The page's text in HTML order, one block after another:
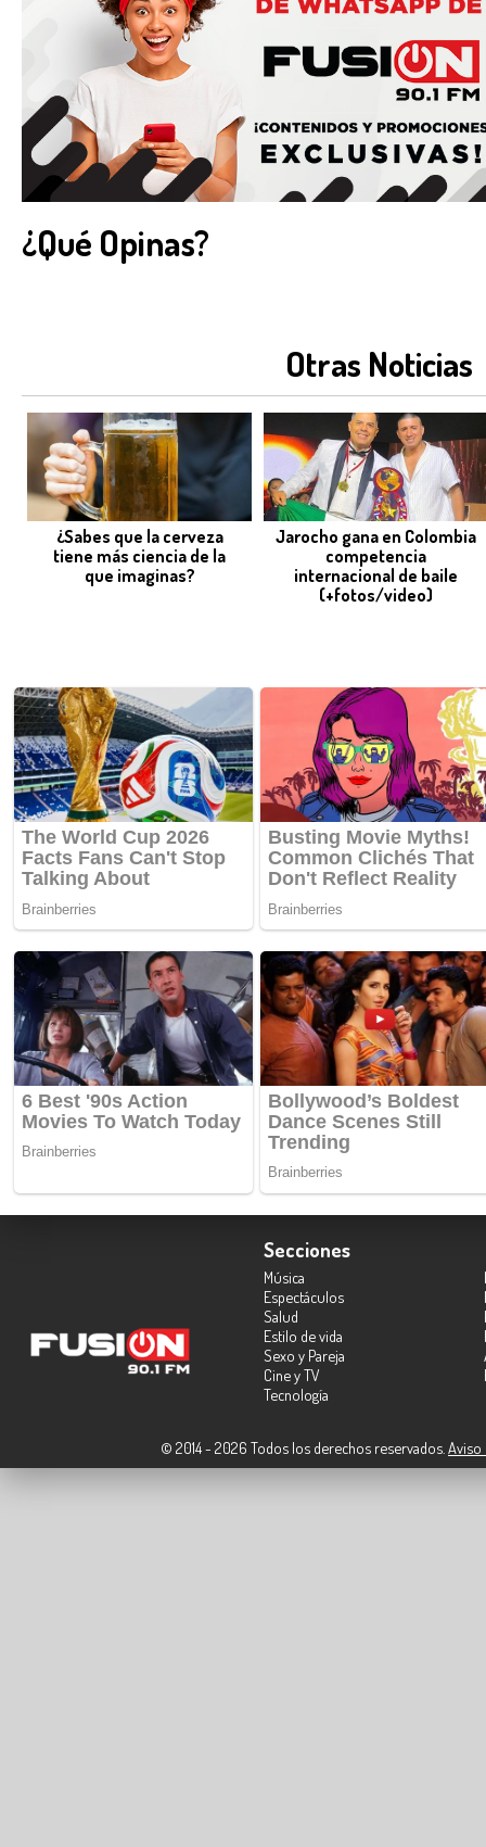
¿Qué Opinas?
Otras Noticias
¿Sabes que la cerveza
tiene más ciencia de la
que imaginas?
Jarocho gana en Colombia
competencia
internacional de baile
(+fotos/video)
Secciones
Música
Espectáculos
Salud
Estilo de vida
Sexo y Pareja
Cine y TV
Tecnología
© 2014 - 2026 Todos los derechos reservados. Aviso